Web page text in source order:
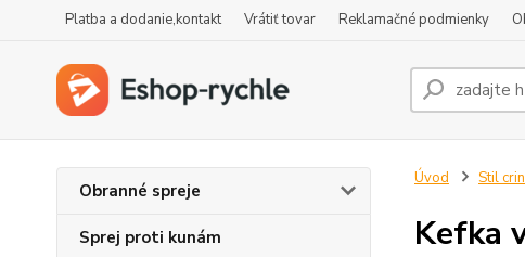
Platba a dodanie,kontakt Vrátiť tovar Reklamačné podmienky
Obranné spreje
Sprej proti kunám
Úvod Stil
Kefka